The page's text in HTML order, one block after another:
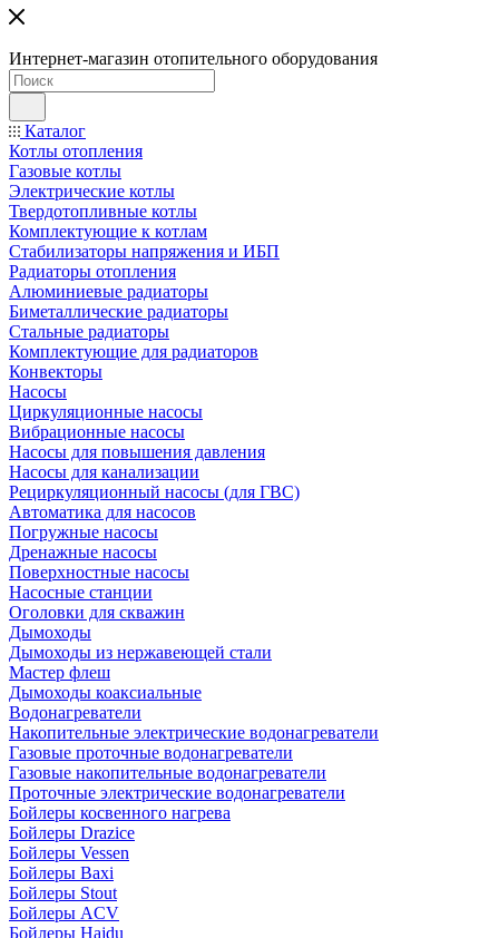
Интернет-магазин отопительного оборудования
Каталог
Котлы отопления
Газовые котлы
Электрические котлы
Твердотопливные котлы
Комплектующие к котлам
Стабилизаторы напряжения и ИБП
Радиаторы отопления
Алюминиевые радиаторы
Биметаллические радиаторы
Стальные радиаторы
Комплектующие для радиаторов
Конвекторы
Насосы
Циркуляционные насосы
Вибрационные насосы
Насосы для повышения давления
Насосы для канализации
Рециркуляционный насосы (для ГВС)
Автоматика для насосов
Погружные насосы
Дренажные насосы
Поверхностные насосы
Насосные станции
Оголовки для скважин
Дымоходы
Дымоходы из нержавеющей стали
Мастер флеш
Дымоходы коаксиальные
Водонагреватели
Накопительные электрические водонагреватели
Газовые проточные водонагреватели
Газовые накопительные водонагреватели
Проточные электрические водонагреватели
Бойлеры косвенного нагрева
Бойлеры Drazice
Бойлеры Vessen
Бойлеры Baxi
Бойлеры Stout
Бойлеры ACV
Бойлеры Hajdu